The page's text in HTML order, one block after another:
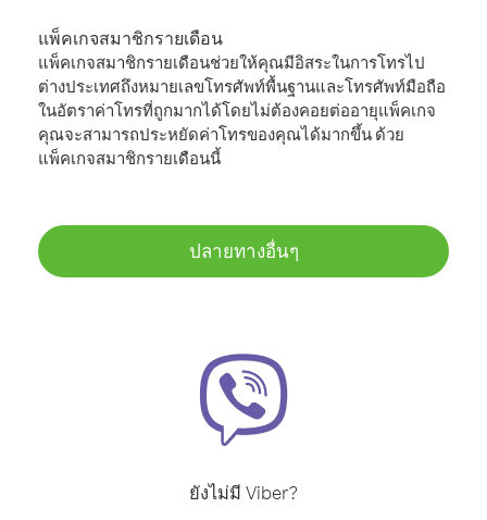
แพ็คเกจสมาชิกรายเดือน
แพ็คเกจสมาชิกรายเดือนช่วยให้คุณมีอิสระในการโทรไป
ต่างประเทศถึงหมายเลขโทรศัพท์พื้นฐานและโทรศัพท์มือถือ
ในอัตราค่าโทรที่ถูกมากได้โดยไม่ต้องคอยต่ออายุแพ็คเกจ
คุณจะสามารถประหยัดค่าโทรของคุณได้มากขึ้น ด้วย
แพ็คเกจสมาชิกรายเดือนนี้
ปลายทางอื่นๆ
ยังไม่มี Viber?